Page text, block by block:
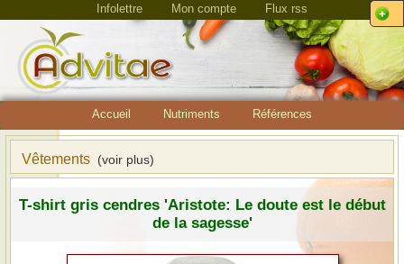
Infolettre Mon compte Flux rss
Accueil Nutriments Références
Vêtements (voir plus)
T-shirt gris cendres 'Aristote: Le doute est le début
de la sagesse'